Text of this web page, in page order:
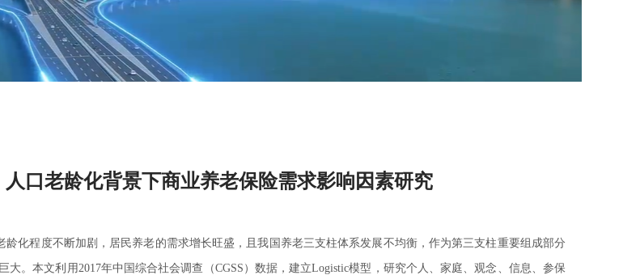
人口老龄化背景下商业养老保险需求影响因素研究
龄化程度不断加剧，居民养老的需求增长旺盛，且我国养老三支柱体系发展不均衡，作为第三支柱重要组成部分
大。本文利用2017年中国综合社会调查（CGSS）数据，建立Logistic模型，研究个人、家庭、观念、信息、参保